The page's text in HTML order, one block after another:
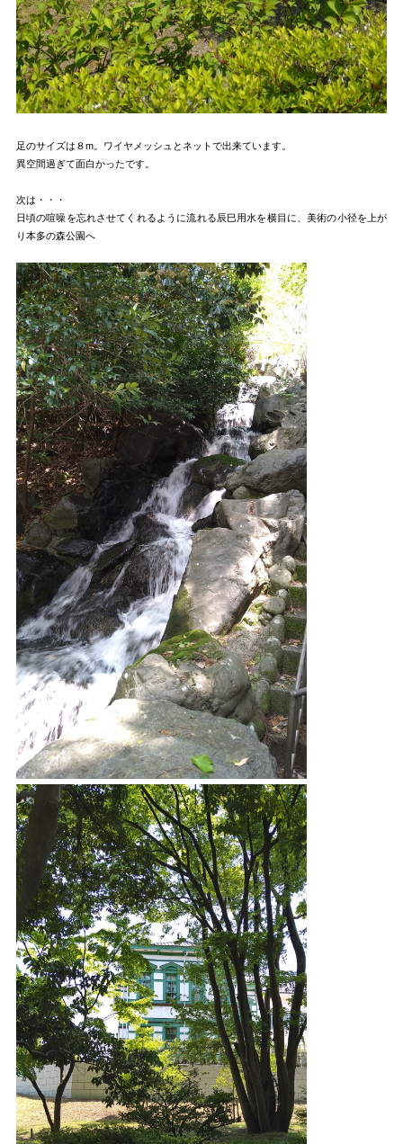
足のサイズは８m。ワイヤメッシュとネットで出来ています。
異空間過ぎて面白かったです。
次は・・・
日頃の喧噪を忘れさせてくれるように流れる辰巳用水を横目に、美術の小径を上が
り本多の森公園へ